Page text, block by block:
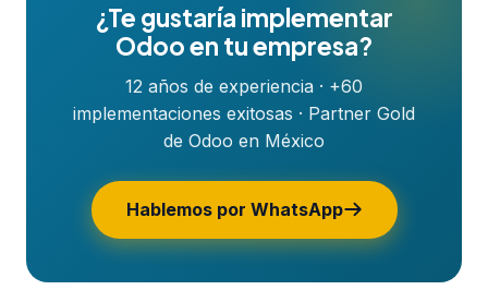
¿Te gustaría implementar
Odoo en tu empresa?
12 años de experiencia · +60
implementaciones exitosas · Partner Gold
de Odoo en México
Hablemos por WhatsApp